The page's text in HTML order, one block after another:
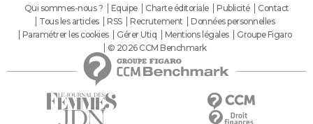
Qui sommes-nous ? Equipe Charte éditoriale Publicité
Contact
Tous les articles
RSS Recrutement
Données personnelles
Paramétrer les cookies
Gérer Utiq Mentions légales
Groupe Figaro
© 2026 CCM Benchmark